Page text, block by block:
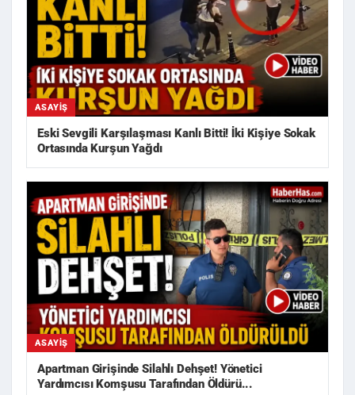
ASAYIŞ
Eski Sevgili Karşılaşması Kanlı Bitti! İki Kişiye Sokak
Ortasında Kurşun Yağdı
ASAYIŞ
Apartman Girişinde Silahlı Dehşet! Yönetici
Yardımcısı Komşusu Tarafından Öldürü...